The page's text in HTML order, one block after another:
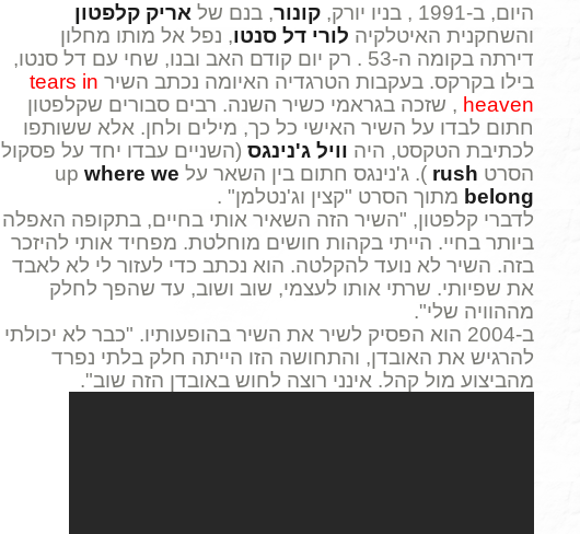
היום, ב-1991 , בניו יורק, קונור, בנם של אריק קלפטון
והשחקנית האיטלקיה לורי דל סנטו, נפל אל מותו מחלון
דירתה בקומה ה-53 . רק יום קודם האב ובנו, שחי עם דל סנטו,
בילו בקרקס. בעקבות הטרגדיה האיומה נכתב השיר tears in
heaven , שזכה בגראמי כשיר השנה. רבים סבורים שקלפטון
חתום לבדו על השיר האישי כל כך, מילים ולחן. אלא ששותפו
לכתיבת הטקסט, היה וויל ג'נינגס (השניים עבדו יחד על פסקול
הסרט rush ). ג'נינגס חתום בין השאר על up where we
belong מתוך הסרט "קצין וג'נטלמן" .
לדברי קלפטון, "השיר הזה השאיר אותי בחיים, בתקופה האפלה
ביותר בחיי. הייתי בקהות חושים מוחלטת. מפחיד אותי להיזכר
בזה. השיר לא נועד להקלטה. הוא נכתב כדי לעזור לי לא לאבד
את שפיותי. שרתי אותו לעצמי, שוב ושוב, עד שהפך לחלק
מההוויה שלי".
ב-2004 הוא הפסיק לשיר את השיר בהופעותיו. "כבר לא יכולתי
להרגיש את האובדן, והתחושה הזו הייתה חלק בלתי נפרד
מהביצוע מול קהל. אינני רוצה לחוש באובדן הזה שוב".